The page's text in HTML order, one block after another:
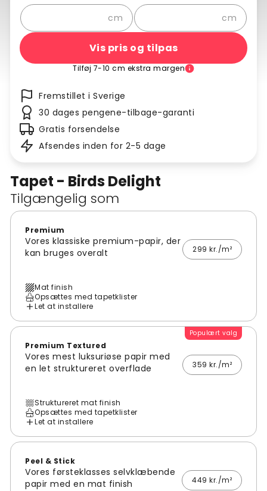
Tapet - Birds Delight
Tilgængelig som
Premium
Vores klassiske premium-papir, der
kan bruges overalt
299 kr./m²
Mat finish
Opsættes med tapetklister
Let at installere
Populært valg
Premium Textured
Vores mest luksuriøse papir med
en let struktureret overflade
359 kr./m²
Struktureret mat finish
Opsættes med tapetklister
Let at installere
Peel & Stick
Vores førsteklasses selvklæbende
papir med en mat finish
449 kr./m²
cm cm
Vis pris og tilpas
Tilføj 7-10 cm ekstra margen
Fremstillet i Sverige
30 dages pengene-tilbage-garanti
Gratis forsendelse
Afsendes inden for 2-5 dage